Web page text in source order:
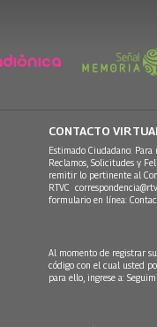
CONTACTO
Estimado Ciudadano: Para
Reclamos, Solicitudes y
remitir lo pertinente al
RTVC
formulario en línea:
Al momento de registrar
código con el cual usted
para ello, ingrese a: